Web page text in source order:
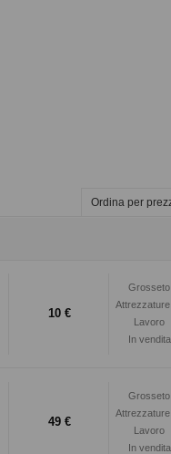
Ordina per
10 €
Grosseto
Attrezzature
Lavoro
In vendita
49 €
Grosseto
Attrezzature
Lavoro
In vendita